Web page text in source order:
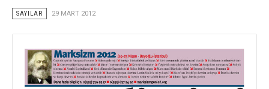
SAYILAR 29 MART 2012